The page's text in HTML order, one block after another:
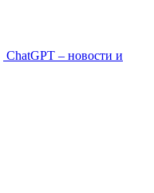
ChatGPT – новости и